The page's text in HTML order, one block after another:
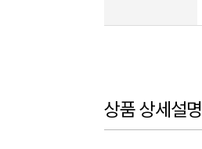
상품 상세설명